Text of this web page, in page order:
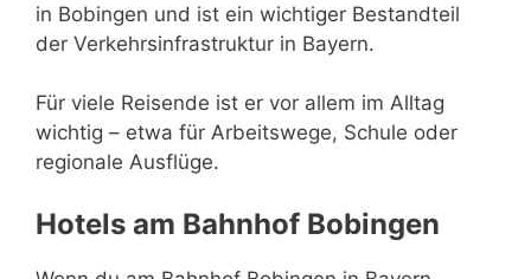
in Bobingen und ist ein wichtiger Bestandteil
der Verkehrsinfrastruktur in Bayern.
Für viele Reisende ist er vor allem im Alltag
wichtig – etwa für Arbeitswege, Schule oder
regionale Ausflüge.
Hotels am Bahnhof Bobingen